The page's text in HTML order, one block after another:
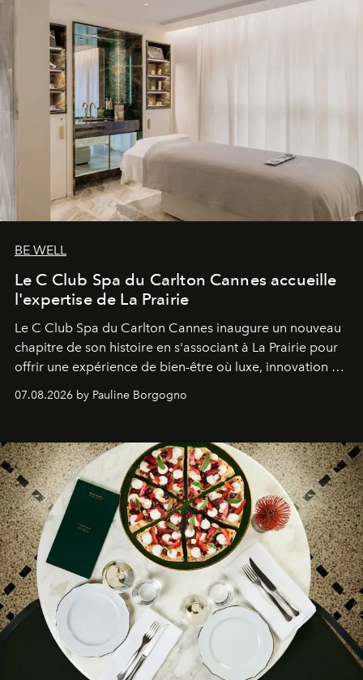
BE WELL
Le C Club Spa du Carlton Cannes accueille
l'expertise de La Prairie
Le C Club Spa du Carlton Cannes inaugure un nouveau
chapitre de son histoire en s'associant à La Prairie pour
offrir une expérience de bien-être où luxe, innovation et
expertise se rencontrent.
07.08.2026 by Pauline Borgogno